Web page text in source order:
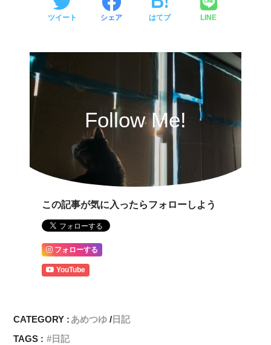
ツイート シェア はてブ LINE
Follow Me!
この記事が気に入ったらフォローしよう
フォローする
YouTube
CATEGORY : あめつゆ
日記
TAGS :
日記